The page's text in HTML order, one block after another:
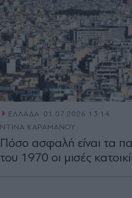
ΕΛΛΑΔΑ 01.07.2026 13:14
ΝΤΙΝΑ ΚΑΡΑΜΑΝΟΥ
Πόσο ασφαλή είναι τα
του 1970 οι μισές